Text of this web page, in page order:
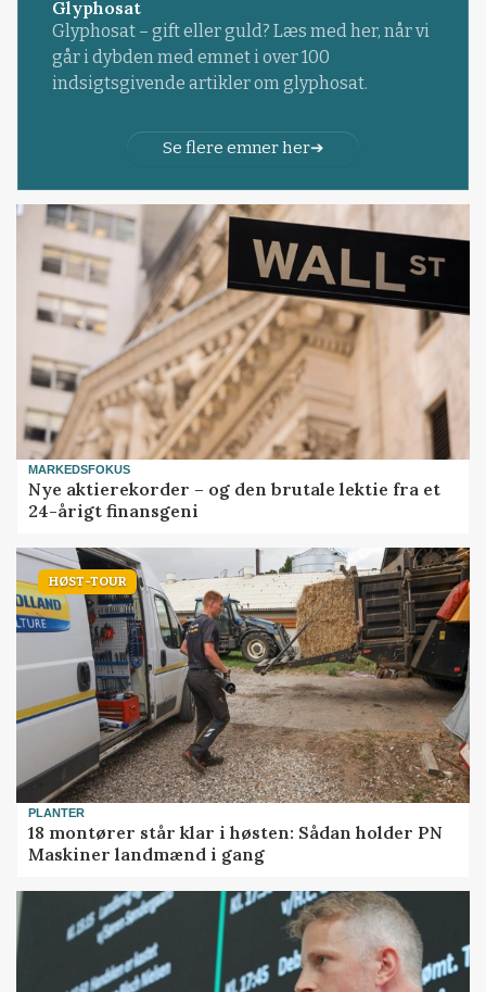
Glyphosat
Glyphosat – gift eller guld? Læs med her, når vi
går i dybden med emnet i over 100
indsigtsgivende artikler om glyphosat.
Se flere emner her
MARKEDSFOKUS
Nye aktierekorder – og den brutale lektie fra et
24-årigt finansgeni
HØST-TOUR
PLANTER
18 montører står klar i høsten: Sådan holder PN
Maskiner landmænd i gang